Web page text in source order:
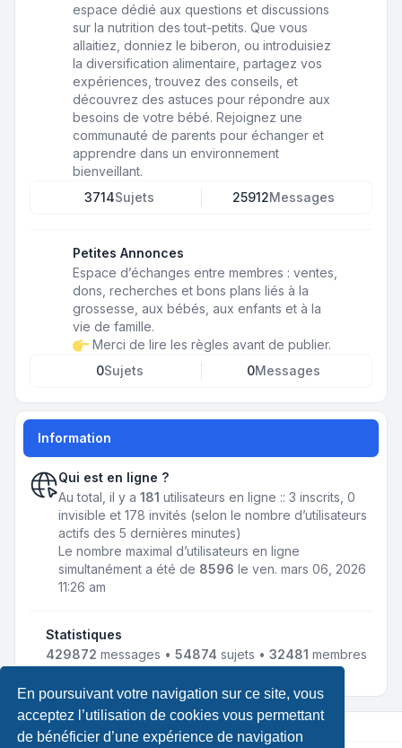
En poursuivant votre navigation sur ce site, vous
acceptez l’utilisation de cookies vous permettant
de bénéficier d’une expérience de navigation
espace dédié aux questions et discussions
sur la nutrition des tout-petits. Que vous
allaitiez, donniez le biberon, ou introduisiez
la diversification alimentaire, partagez vos
expériences, trouvez des conseils, et
découvrez des astuces pour répondre aux
besoins de votre bébé. Rejoignez une
communauté de parents pour échanger et
apprendre dans un environnement
bienveillant.
3714Sujets 25912Messages
Petites Annonces
Espace d’échanges entre membres : ventes,
dons, recherches et bons plans liés à la
grossesse, aux bébés, aux enfants et à la
vie de famille.
Merci de lire les règles avant de publier.
0Sujets 0Messages
Information
Qui est en ligne ?
Au total, il y a 181 utilisateurs en ligne :: 3 inscrits, 0
invisible et 178 invités (selon le nombre d’utilisateurs
actifs des 5 dernières minutes)
Le nombre maximal d’utilisateurs en ligne
simultanément a été de 8596 le ven. mars 06, 2026
11:26 am
Statistiques
429872 messages • 54874 sujets • 32481 membres